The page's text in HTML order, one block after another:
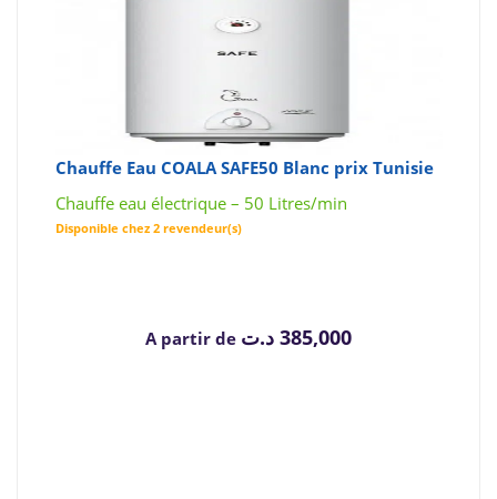
Chauffe Eau COALA SAFE50 Blanc prix Tunisie
Chauffe eau électrique – 50 Litres/min
Disponible chez 2 revendeur(s)
A partir de 385,000 د.ت